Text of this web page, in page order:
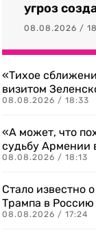
угроз
08.08.2026 /
«Тихое
визитом
08.08.2026 / 18:33
«А может, что
судьбу Армении
08.08.2026 / 18:13
Стало известно
Трампа в Россию
08.08.2026 / 17:24